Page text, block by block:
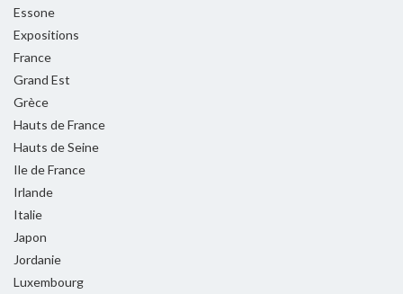
Essone
Expositions
France
Grand Est
Grèce
Hauts de France
Hauts de Seine
Ile de France
Irlande
Italie
Japon
Jordanie
Luxembourg